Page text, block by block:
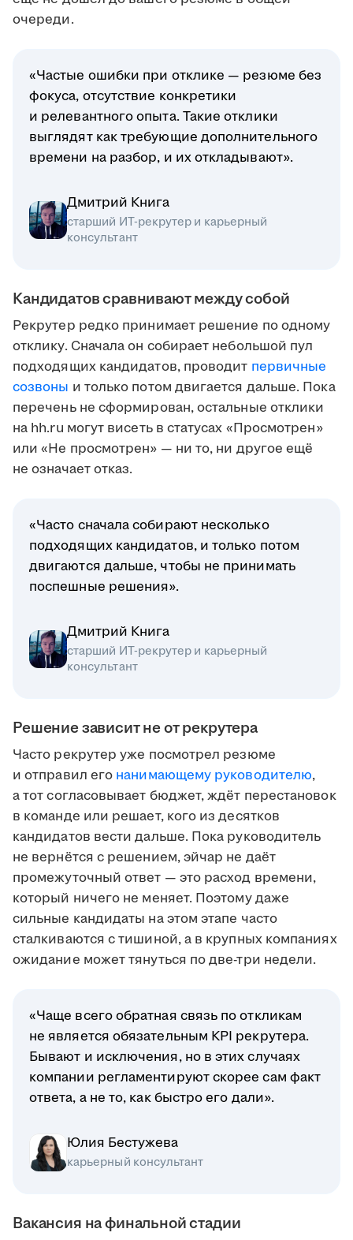
очереди.
«Частые ошибки при отклике — резюме без
фокуса, отсутствие конкретики
и релевантного опыта. Такие отклики
выглядят как требующие дополнительного
времени на разбор, и их откладывают».
Дмитрий Книга
старший ИТ-рекрутер и карьерный
консультант
Кандидатов сравнивают между собой
Рекрутер редко принимает решение по одному
отклику. Сначала он собирает небольшой пул
подходящих кандидатов, проводит первичные
созвоны и только потом двигается дальше. Пока
перечень не сформирован, остальные отклики
на hh.ru могут висеть в статусах «Просмотрен»
или «Не просмотрен» — ни то, ни другое ещё
не означает отказ.
«Часто сначала собирают несколько
подходящих кандидатов, и только потом
двигаются дальше, чтобы не принимать
поспешные решения».
Дмитрий Книга
старший ИТ-рекрутер и карьерный
консультант
Решение зависит не от рекрутера
Часто рекрутер уже посмотрел резюме
и отправил его нанимающему руководителю,
а тот согласовывает бюджет, ждёт перестановок
в команде или решает, кого из десятков
кандидатов вести дальше. Пока руководитель
не вернётся с решением, эйчар не даёт
промежуточный ответ — это расход времени,
который ничего не меняет. Поэтому даже
сильные кандидаты на этом этапе часто
сталкиваются с тишиной, а в крупных компаниях
ожидание может тянуться по две-три недели.
«Чаще всего обратная связь по откликам
не является обязательным KPI рекрутера.
Бывают и исключения, но в этих случаях
компании регламентируют скорее сам факт
ответа, а не то, как быстро его дали».
Юлия Бестужева
карьерный консультант
Вакансия на финальной стадии